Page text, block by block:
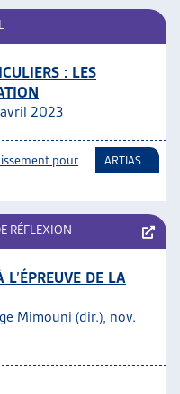
: LES
2023
pour
ARTIAS
RÉFLEXION
DE LA
Mimouni (dir.), nov.